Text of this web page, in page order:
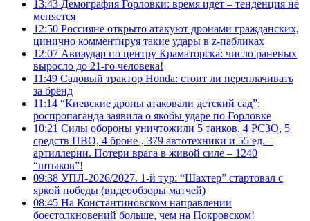
13:43 Демография Горловки: время идет – тенденция не
меняется
12:50 Россияне открыто атакуют дронами гражданских,
цинично комментируя такие удары в z-пабликах
12:07 Авиаудар по центру Краматорска: число раненых
выросло до 21-го человека!
11:49 Садовый трактор Honda: стоит ли переплачивать
за бренд
11:14 “Киевские дроны атаковали детский сад”:
роспропаганда заявила о якобы ударе по Горловке
10:21 Силы обороны уничтожили 5 танков, 4 РСЗО, 5
средств ПВО, 4 броне-, 379 автотехники и 55 ед. –
артиллерии. Потери врага в живой силе – 1240
“штыков”!
09:38 УПЛ-2026/2027. 1-й тур: “Шахтер” стартовал с
яркой победы (видеообзоры матчей)
08:45 На Константиновском направлении
боестолкновений больше, чем на Покровском!